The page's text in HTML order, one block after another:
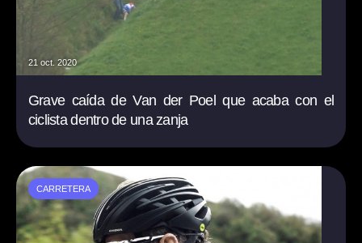
21 oct. 2020
Grave caída de Van der Poel que acaba con el
ciclista dentro de una zanja
CARRETERA